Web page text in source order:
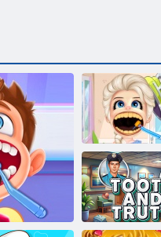
Hambaarstipartei